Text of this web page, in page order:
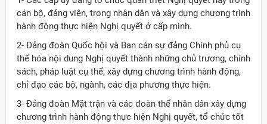
cán bộ, đảng viên, trong nhân dân và xây dựng chương trình
hành động thực hiện Nghị quyết ở cấp mình.
2- Ðảng đoàn Quốc hội và Ban cán sự đảng Chính phủ cụ
thể hóa nội dung Nghị quyết thành những chủ trương, chính
sách, pháp luật cụ thể, xây dựng chương trình hành động,
chỉ đạo các bộ, ngành, các địa phương thực hiện.
3- Ðảng đoàn Mặt trận và các đoàn thể nhân dân xây dựng
chương trình hành động thực hiện Nghị quyết, tổ chức tốt